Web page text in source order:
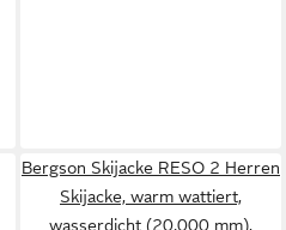
Bergson Skijacke RESO 2 Herren
Skijacke, warm wattiert,
wasserdicht (20.000 mm),